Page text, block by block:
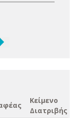
Κείμενο
Διατριβής